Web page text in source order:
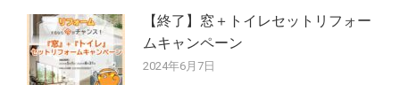
【終了】窓＋トイレセットリフォー
ムキャンペーン
2024年6月7日